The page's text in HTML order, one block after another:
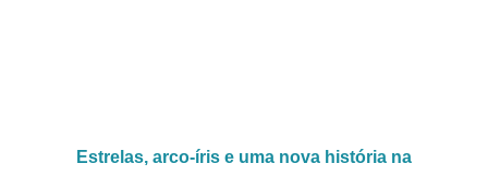
Estrelas, arco-íris e uma nova história na